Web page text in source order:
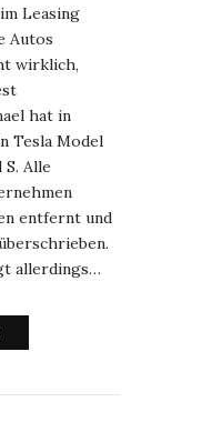
Leasing
Autos
wirklich,
hat in
Tesla Model
Alle
entfernt und
allerdings…